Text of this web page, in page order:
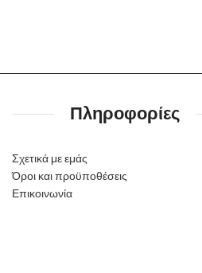
Πληροφορίες
Σχετικά με εμάς
Όροι και προϋποθέσεις
Επικοινωνία